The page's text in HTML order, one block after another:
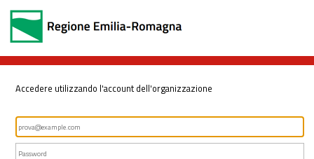
Accedere utilizzando l'account dell'organizzazione